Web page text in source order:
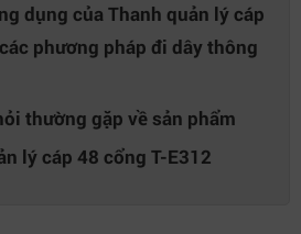
dụng của Thanh quản lý cáp
phương pháp đi dây thông
thường gặp về sản phẩm
lý cáp 48 cổng T-E312